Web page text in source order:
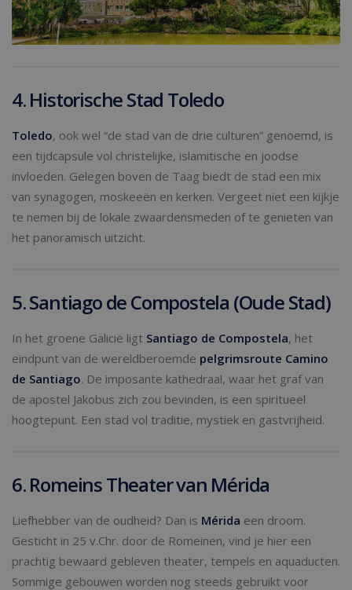
4. Historische Stad Toledo
Toledo, ook wel “de stad van de drie culturen” genoemd, is
een tijdcapsule vol christelijke, islamitische en joodse
invloeden. Gelegen boven de Taag biedt de stad een mix
van synagogen, moskeeën en kerken. Vergeet niet een kijkje
te nemen bij de lokale zwaardensmeden of te genieten van
het panoramisch uitzicht.
5. Santiago de Compostela (Oude Stad)
In het groene Galicië ligt Santiago de Compostela, het
eindpunt van de wereldberoemde pelgrimsroute Camino
de Santiago. De imposante kathedraal, waar het graf van
de apostel Jakobus zich zou bevinden, is een spiritueel
hoogtepunt. Een stad vol traditie, mystiek en gastvrijheid.
6. Romeins Theater van Mérida
Liefhebber van de oudheid? Dan is Mérida een droom.
Gesticht in 25 v.Chr. door de Romeinen, vind je hier een
prachtig bewaard gebleven theater, tempels en aquaducten.
Sommige gebouwen worden nog steeds gebruikt voor